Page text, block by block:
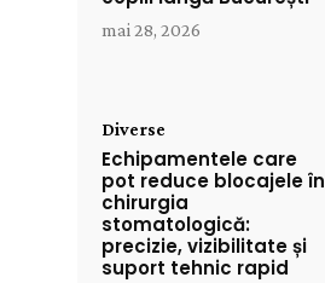
mai 28, 2026
Diverse
Echipamentele care
pot reduce blocajele în
chirurgia
stomatologică:
precizie, vizibilitate și
suport tehnic rapid